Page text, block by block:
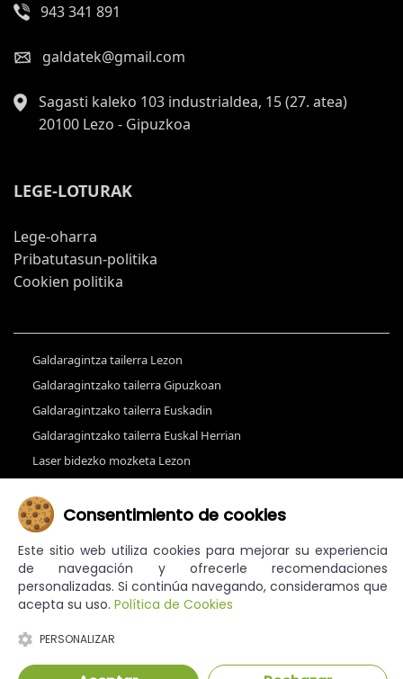
943 341 891
galdatek@gmail.com
Sagasti kaleko 103 industrialdea, 15 (27. atea)
20100 Lezo - Gipuzkoa
LEGE-LOTURAK
Lege-oharra
Pribatutasun-politika
Cookien politika
Galdaragintza tailerra Lezon
Galdaragintzako tailerra Gipuzkoan
Galdaragintzako tailerra Euskadin
Galdaragintzako tailerra Euskal Herrian
Laser bidezko mozketa Lezon
Galdaragintzak Gipuzkoan
Laser bidezko ebaketa Gipuzkoan
Laser bidezko ebaketa Euskadin
Galdarategiak Euskadin
© CALDERERÍA GALDATEK, S.L.L. - Eskubide guztiak erreserbatuta
Consentimiento de cookies
Este sitio web utiliza cookies para mejorar su experiencia
de navegación y ofrecerle recomendaciones
personalizadas. Si continúa navegando, consideramos que
acepta su uso. Política de Cookies
PERSONALIZAR